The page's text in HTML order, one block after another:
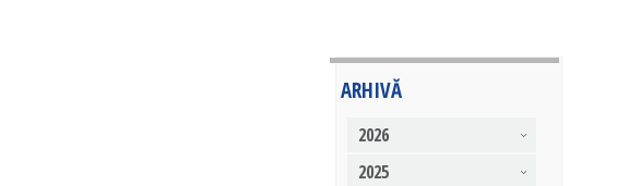
ARHIVĂ
2026
2025